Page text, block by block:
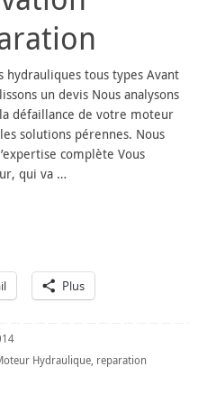
hydrauliques tous types Avant
un devis Nous analysons
défaillance de votre moteur
solutions pérennes. Nous
complète Vous
qui va …
Plus
Hydraulique, reparation